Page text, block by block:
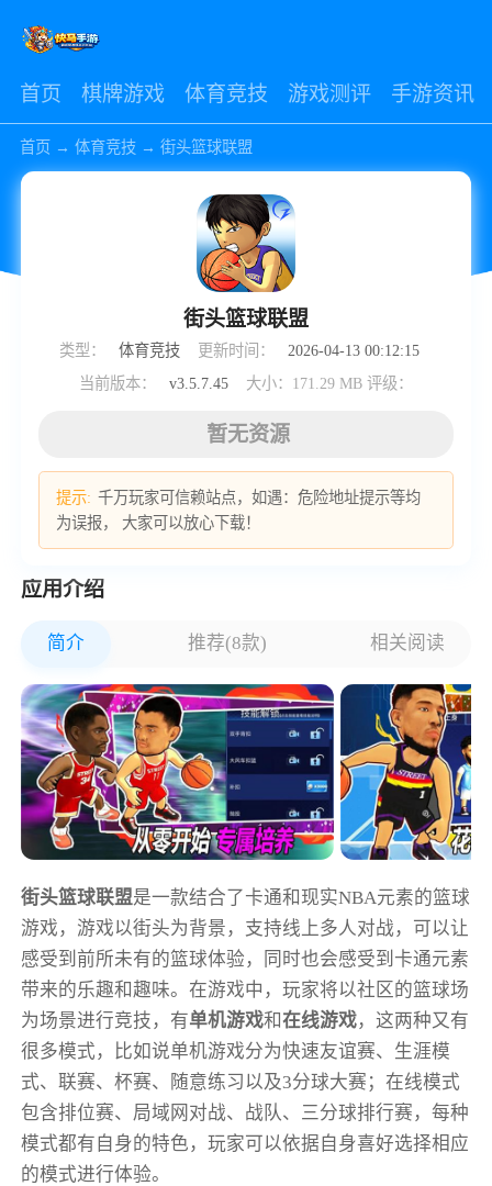
首页 棋牌游戏 体育竞技 游戏测评 手游资讯
首页 → 体育竞技→ 街头篮球联盟
街头篮球联盟
类型： 体育竞技 更新时间：
2026-04-13 00:12:15
当前版本：
v3.5.7.45 大小：171.29 MB 评级：
暂无资源
提示: 千万玩家可信赖站点，如遇：危险地址提示等均
为误报， 大家可以放心下载！
应用介绍
简介 推荐(8款) 相关阅读
街头篮球联盟是一款结合了卡通和现实NBA元素的篮球
游戏，游戏以街头为背景，支持线上多人对战，可以让
感受到前所未有的篮球体验，同时也会感受到卡通元素
带来的乐趣和趣味。在游戏中，玩家将以社区的篮球场
为场景进行竞技，有单机游戏和在线游戏，这两种又有
很多模式，比如说单机游戏分为快速友谊赛、生涯模
式、联赛、杯赛、随意练习以及3分球大赛；在线模式
包含排位赛、局域网对战、战队、三分球排行赛，每种
模式都有自身的特色，玩家可以依据自身喜好选择相应
的模式进行体验。